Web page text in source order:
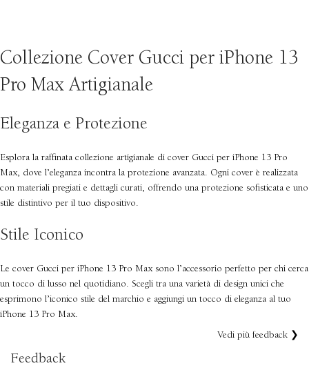
Collezione Cover Gucci per iPhone 13
Pro Max Artigianale
Eleganza e Protezione
Esplora la raffinata collezione artigianale di cover Gucci per iPhone 13 Pro
Max, dove l’eleganza incontra la protezione avanzata. Ogni cover è realizzata
con materiali pregiati e dettagli curati, offrendo una protezione sofisticata e uno
stile distintivo per il tuo dispositivo.
Stile Iconico
Le cover Gucci per iPhone 13 Pro Max sono l’accessorio perfetto per chi cerca
un tocco di lusso nel quotidiano. Scegli tra una varietà di design unici che
esprimono l’iconico stile del marchio e aggiungi un tocco di eleganza al tuo
iPhone 13 Pro Max.
Feedback
Vedi più feedback ❯